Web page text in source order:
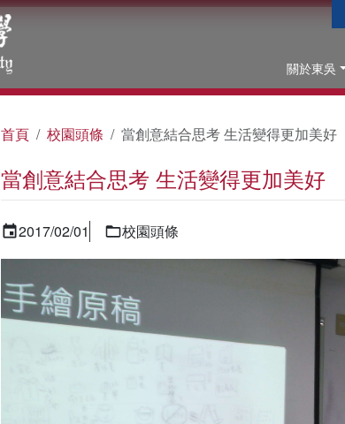
關於東吳
首頁 校園頭條 當創意結合思考 生活變得更加美好
當創意結合思考 生活變得更加美好
2017/02/01 校園頭條